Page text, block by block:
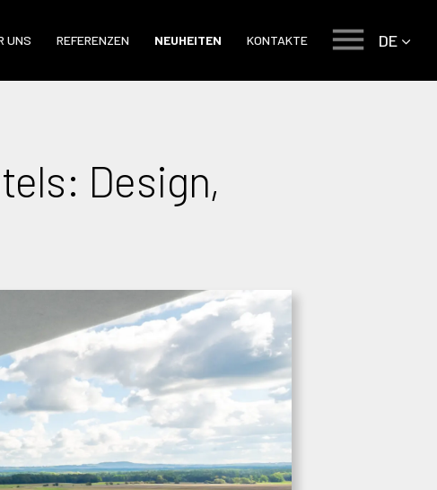
UNS REFERENZEN NEUHEITEN KONTAKTE DE
Design,